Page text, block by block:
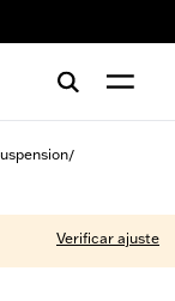
/
Verificar ajuste